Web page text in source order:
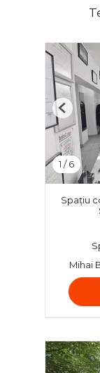
1 /6
Previous
Spațiu
Mihai